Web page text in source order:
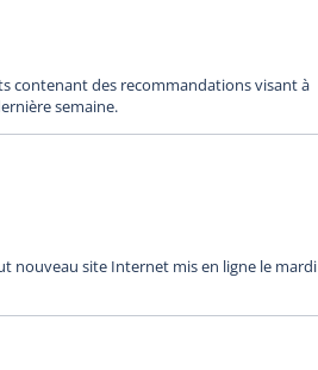
contenant des recommandations visant à
semaine.
nouveau site Internet mis en ligne le mardi